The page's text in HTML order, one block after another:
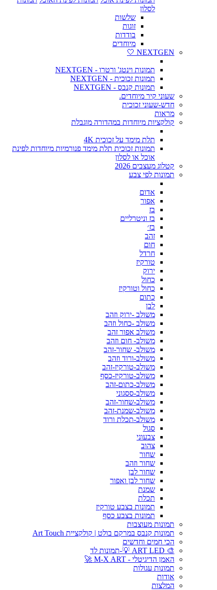
לסלון
שלשות
זוגות
בודדות
מיוחדים
NEXTGEN 🤍
תמונות וינטג' ורטרו - NEXTGEN
תמונות זכוכית - NEXTGEN
תמונות קנבס - NEXTGEN
שעוני קיר מיוחדים.
חדש-שעוני זכוכית
מראות
קולקציות מיוחדות במהדורה מוגבלת
תלת מימד על זכוכית 4K
תמונות זכוכית תלת מימד פנורמיות מיוחדות לפינת
אוכל או לסלון
קטלוג מעצבים 2026
תמונות לפי צבע
אדום
אפור
בז
בז וניטרליים
בז׳
זהב
חום
חרדל
טורקיז
ירוק
כחול
כחול וטורקיז
כתום
לבן
משולב -ירוק וזהב
משולב -כחול וזהב
משולב אפור זהב
משולב- חום וזהב
משולב- שחור-זהב
משולב-ורוד וזהב
משולב-טורקיז-זהב
משולב-טורקיז-כסף
משולב-כתום-זהב
משולב-ססגוני
משולב-שחור-זהב
משולב-שמנת-זהב
משולב-תכלת ורוד
סגול
צבעוני
צהוב
שחור
שחור וזהב
שחור לבן
שחור לבן ואפור
שמנת
תכלת
תמונות בצבע טורקיז
תמונות בצבע כסף
תמונות מעוצבות
תמונות קנבס במרקם בולט | קולקציית Art Touch
הכי חמים וחדשים
🎨 ART LED 💡-תמונות לד
האמן הדיגיטלי - M-X ART 🚀
תמונות עגולות
אודות
המלצות